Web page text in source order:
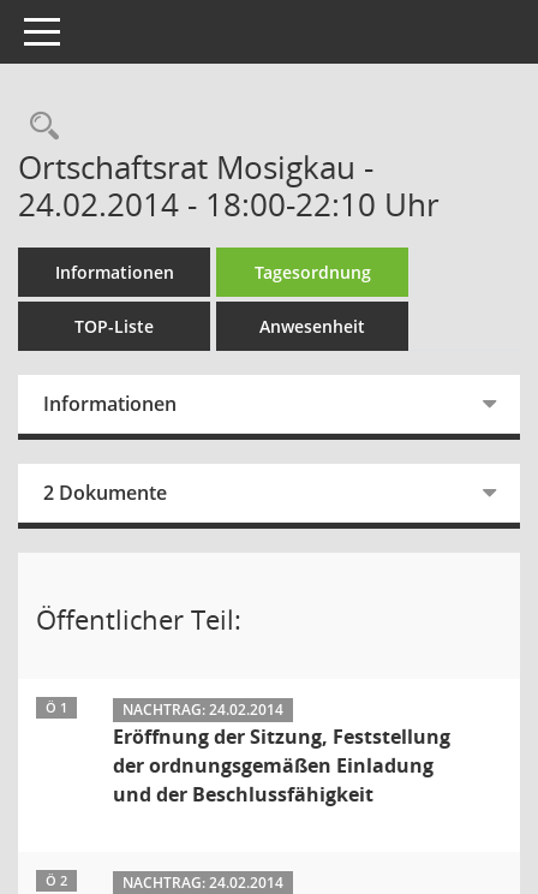
Toggle navigation
Rechercheauswahl
Ortschaftsrat Mosigkau -
24.02.2014 - 18:00-22:10 Uhr
Informationen Tagesordnung
TOP-Liste Anwesenheit
Informationen
2 Dokumente
Öffentlicher Teil:
Ö 1 NACHTRAG: 24.02.2014
Eröffnung der Sitzung, Feststellung
der ordnungsgemäßen Einladung
und der Beschlussfähigkeit
Ö 2 NACHTRAG: 24.02.2014